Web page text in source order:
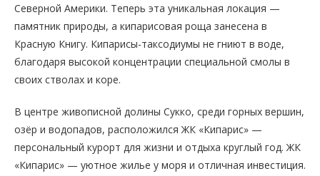
Северной Америки. Теперь эта уникальная локация —
памятник природы, а кипарисовая роща занесена в
Красную Книгу. Кипарисы-таксодиумы не гниют в воде,
благодаря высокой концентрации специальной смолы в
своих стволах и коре.
В центре живописной долины Сукко, среди горных вершин,
озёр и водопадов, расположился ЖК «Кипарис» —
персональный курорт для жизни и отдыха круглый год. ЖК
«Кипарис» — уютное жилье у моря и отличная инвестиция.